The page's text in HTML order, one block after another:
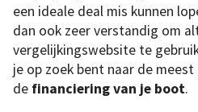
een ideale deal mis kunnen
dan ook zeer verstandig om
vergelijkingswebsite te
je op zoek bent naar de
de financiering van je boot.